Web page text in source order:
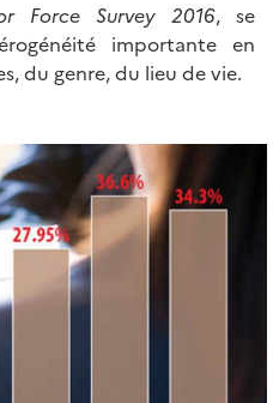
Force Survey 2016, se
importante en
du genre, du lieu de vie.